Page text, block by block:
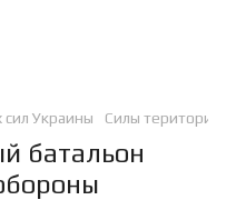
Украины Силы
батальон